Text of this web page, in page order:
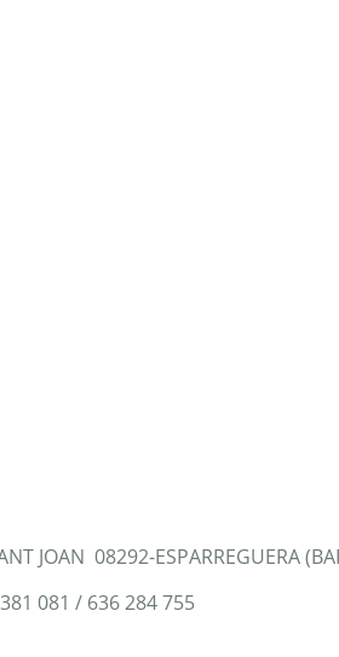
JOAN 08292-ESPARREGUERA
081 / 636 284 755